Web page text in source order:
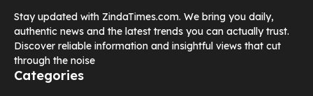
Stay updated with ZindaTimes.com. We bring you daily,
authentic news and the latest trends you can actually trust.
Discover reliable information and insightful views that cut
through the noise
Categories